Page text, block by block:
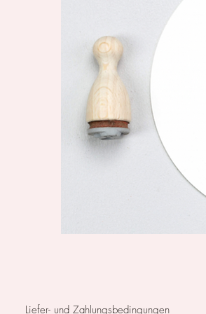
Liefer- und Zahlungsbedingungen